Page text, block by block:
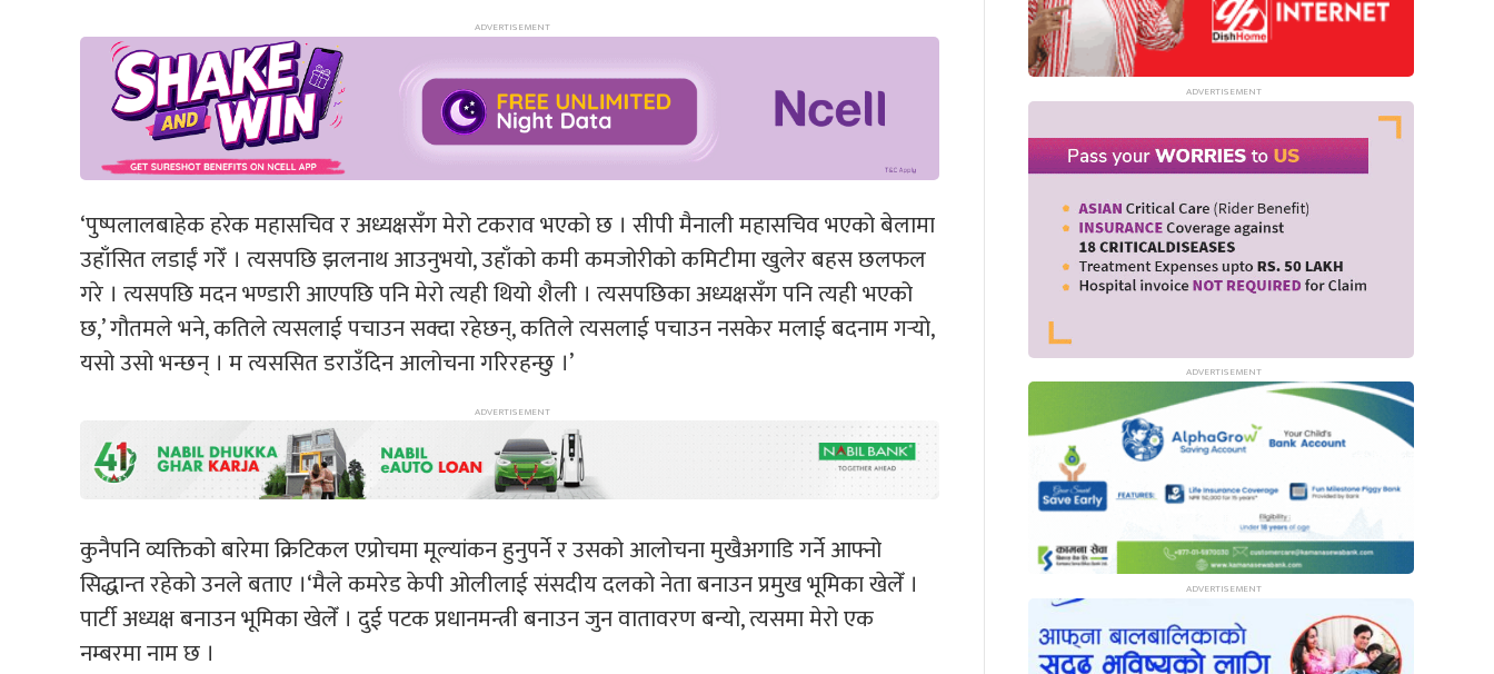
‘पुष्पलालबाहेक हरेक महासचिव र अध्यक्षसँग मेरो टकराव भएको छ । सीपी मैनाली महासचिव भएको बेलामा
उहाँसित लडाईं गरेँ । त्यसपछि झलनाथ आउनुभयो, उहाँको कमी कमजोरीको कमिटीमा खुलेर बहस छलफल
गरे । त्यसपछि मदन भण्डारी आएपछि पनि मेरो त्यही थियो शैली । त्यसपछिका अध्यक्षसँग पनि त्यही भएको
छ,’ गौतमले भने, कतिले त्यसलाई पचाउन सक्दा रहेछन्, कतिले त्यसलाई पचाउन नसकेर मलाई बदनाम गर्‍यो,
यसो उसो भन्छन् । म त्यससित डराउँदिन आलोचना गरिरहन्छु ।’
कुनैपनि व्यक्तिको बारेमा क्रिटिकल एप्रोचमा मूल्यांकन हुनुपर्ने र उसको आलोचना मुखैअगाडि गर्ने आफ्नो
सिद्धान्त रहेको उनले बताए ।‘मैले कमरेड केपी ओलीलाई संसदीय दलको नेता बनाउन प्रमुख भूमिका खेलेँ ।
पार्टी अध्यक्ष बनाउन भूमिका खेलेँ । दुई पटक प्रधानमन्त्री बनाउन जुन वातावरण बन्यो, त्यसमा मेरो एक
नम्बरमा नाम छ ।